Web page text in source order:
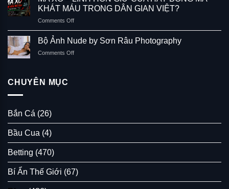
Sunwin
–
Thao
Tác
Cài
KHÁT MÁU TRONG DÂN GIAN VIỆT?
Comments Offon
XÓ
MÁU
DÂN
Bộ Ảnh Nude by Sơn Râu Photography
Comments Offon
CHUYÊN MỤC
Bắn Cá (26)
Bầu Cua (4)
Betting (470)
Bí Ẩn Thế Giới (67)